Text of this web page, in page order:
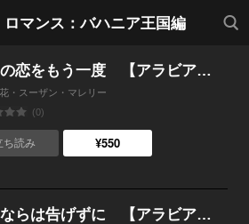
ロマンス：バハニア王国編
検索
楽園の恋をもう一度 【アラビアン・ロマンス：バハニア王国編】
・スーザン・マレリー
(0)
ち読み ¥550
さよならは告げずに 【アラビアン・ロマンス：バハニア王国編】